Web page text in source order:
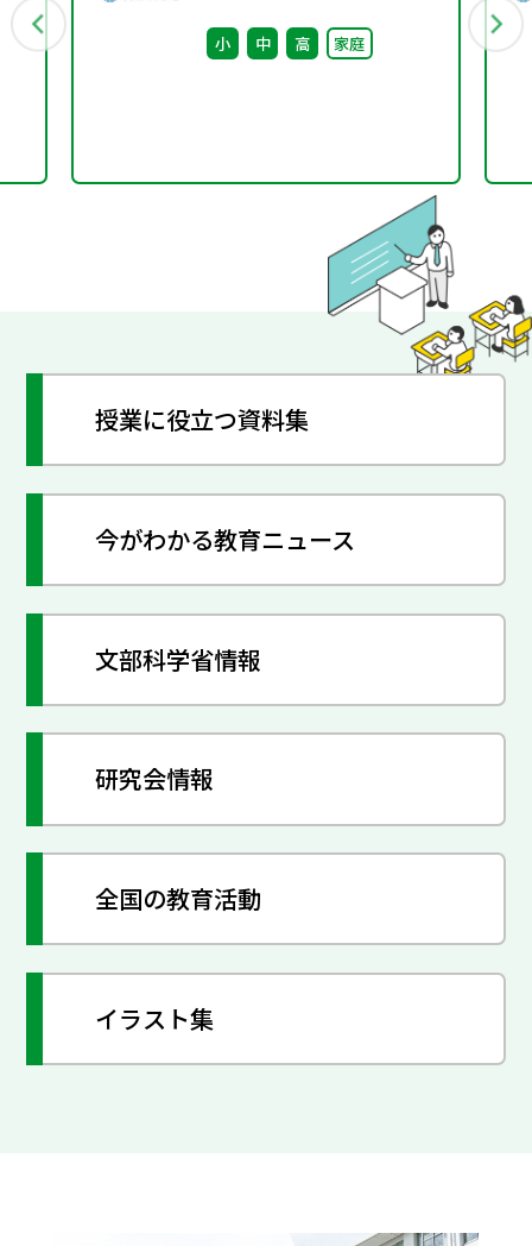
後修正
小 中 高 家庭
授業に役立つ資料集
今がわかる教育ニュース
文部科学省情報
研究会情報
全国の教育活動
イラスト集